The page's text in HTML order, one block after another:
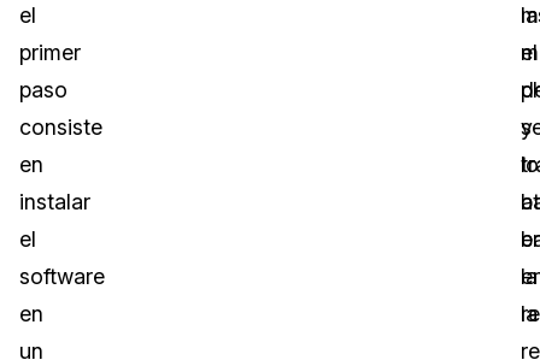
el
primer
paso
consiste
en
instalar
el
software
en
un
el
y
la
la